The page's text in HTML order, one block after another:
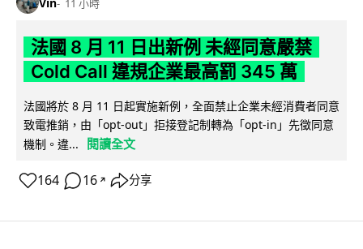
11 小時
法國 8 月 11 日出新例 未經同意嚴禁
Cold Call 違規企業最高罰 345 萬
法國將於 8 月 11 日起實施新例，全面禁止企業未經消費者同意
致電推銷，由「opt-out」拒接登記制轉為「opt-in」先徵同意
機制。違...
閱讀全文
164 16 ↗ 分享